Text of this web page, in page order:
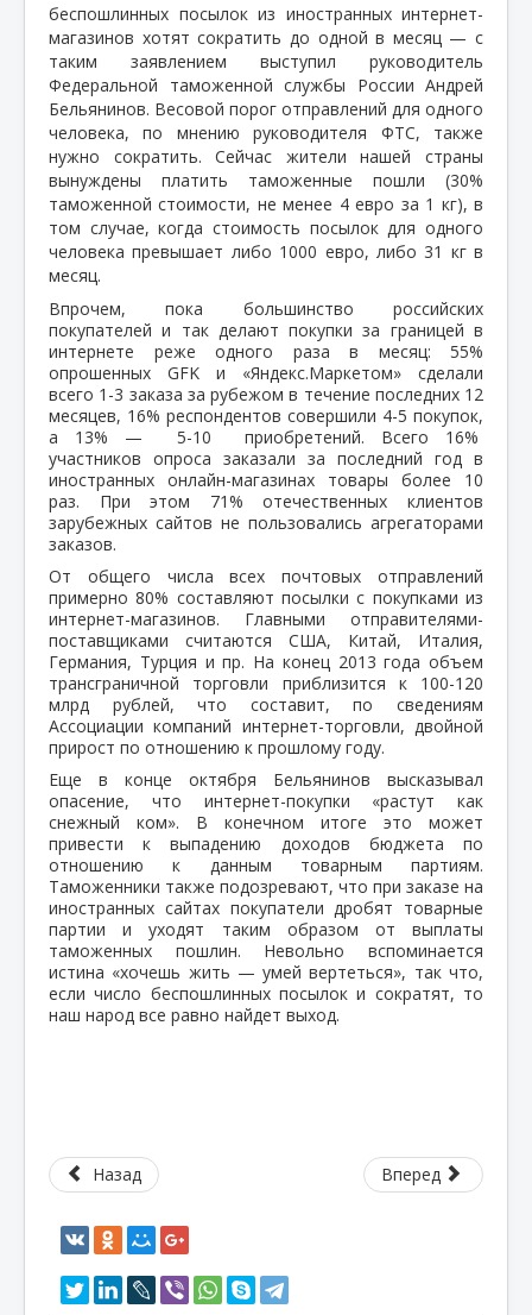
беспошлинных посылок из иностранных интернет-
магазинов хотят сократить до одной в месяц — с
таким заявлением выступил руководитель
Федеральной таможенной службы России Андрей
Бельянинов. Весовой порог отправлений для одного
человека, по мнению руководителя ФТС, также
нужно сократить. Сейчас жители нашей страны
вынуждены платить таможенные пошли (30%
таможенной стоимости, не менее 4 евро за 1 кг), в
том случае, когда стоимость посылок для одного
человека превышает либо 1000 евро, либо 31 кг в
месяц.
Впрочем, пока большинство российских
покупателей и так делают покупки за границей в
интернете реже одного раза в месяц: 55%
опрошенных GFK и «Яндекс.Маркетом» сделали
всего 1-3 заказа за рубежом в течение последних 12
месяцев, 16% респондентов совершили 4-5 покупок,
а 13% — 5-10 приобретений. Всего 16%
участников опроса заказали за последний год в
иностранных онлайн-магазинах товары более 10
раз. При этом 71% отечественных клиентов
зарубежных сайтов не пользовались агрегаторами
заказов.
От общего числа всех почтовых отправлений
примерно 80% составляют посылки с покупками из
интернет-магазинов. Главными отправителями-
поставщиками считаются США, Китай, Италия,
Германия, Турция и пр. На конец 2013 года объем
трансграничной торговли приблизится к 100-120
млрд рублей, что составит, по сведениям
Ассоциации компаний интернет-торговли, двойной
прирост по отношению к прошлому году.
Еще в конце октября Бельянинов высказывал
опасение, что интернет-покупки «растут как
снежный ком». В конечном итоге это может
привести к выпадению доходов бюджета по
отношению к данным товарным партиям.
Таможенники также подозревают, что при заказе на
иностранных сайтах покупатели дробят товарные
партии и уходят таким образом от выплаты
таможенных пошлин. Невольно вспоминается
истина «хочешь жить — умей вертеться», так что,
если число беспошлинных посылок и сократят, то
наш народ все равно найдет выход.
Назад Вперед